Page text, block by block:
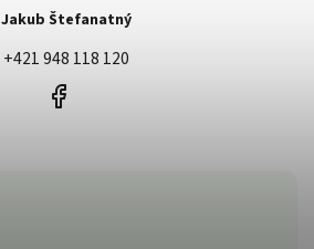
Jakub Štefanatný
+421 948 118 120